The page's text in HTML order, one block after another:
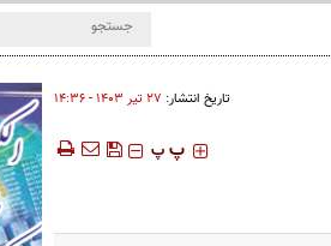
تاریخ انتشار: ۲۷ تير ۱۴۰۳ - ۱۴:۳۶
‍‍‍ پ پ